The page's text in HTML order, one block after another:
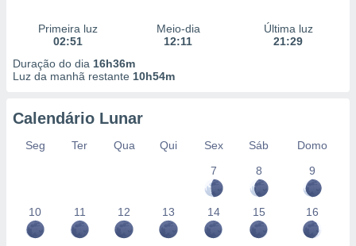
Primeira luz
02:51
Meio-dia
12:11
Última luz
21:29
Duração do dia 16h36m
Luz da manhã restante 10h54m
Calendário Lunar
Seg Ter Qua Qui Sex Sáb
Domo
7
8 9
10 11 12 13 14 15 16